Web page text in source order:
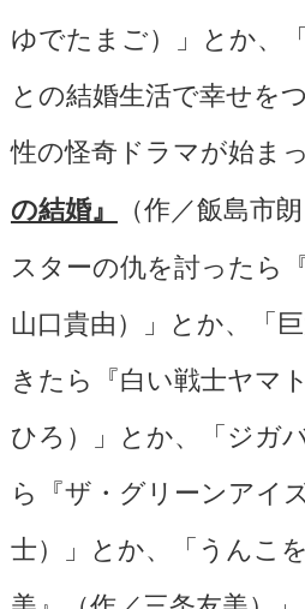
ゆでたまご）」とか、
との結婚生活で幸せを
性の怪奇ドラマが始ま
の結婚』
（作／飯島市
スターの仇を討ったら
山口貴由）」とか、「
きたら『白い戦士ヤマ
ひろ）」とか、「ジガ
ら『ザ・グリーンアイ
士）」とか、「うんこ